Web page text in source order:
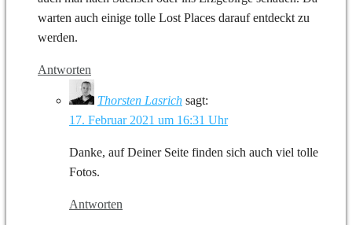
warten auch einige tolle Lost Places darauf entdeckt zu
werden.
Antworten
Thorsten Lasrich sagt:
17. Februar 2021 um 16:31 Uhr
Danke, auf Deiner Seite finden sich auch viel tolle
Fotos.
Antworten